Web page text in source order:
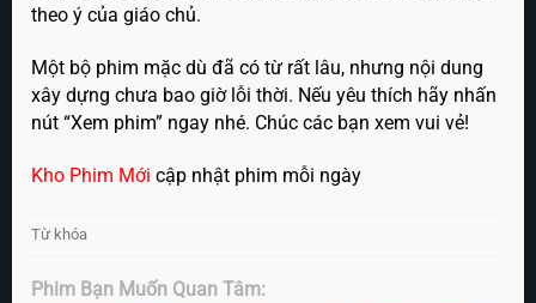
theo ý của giáo chủ.
Một bộ phim mặc dù đã có từ rất lâu, nhưng nội dung
xây dựng chưa bao giờ lỗi thời. Nếu yêu thích hãy nhấn
nút “Xem phim” ngay nhé. Chúc các bạn xem vui vẻ!
Kho Phim Mới cập nhật phim mỗi ngày
Từ khóa
Phim Bạn Muốn Quan Tâm: